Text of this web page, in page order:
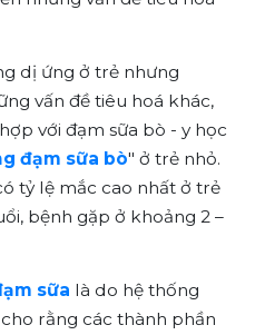
dị ứng ở trẻ nhưng
vấn đề tiêu hoá khác,
với đạm sữa bò - y học
đạm sữa bò" ở trẻ nhỏ.
tỷ lệ mắc cao nhất ở trẻ
bệnh gặp ở khoảng 2 –
sữa là do hệ thống
rằng các thành phần